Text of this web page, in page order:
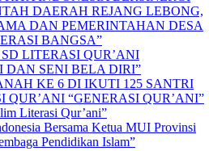
DAERAH REJANG LEBONG,
DAN PEMERINTAHAN DESA
BANGSA”
LITERASI QUR’ANI
DAN SENI BELA DIRI”
KE 6 DI IKUTI 125 SANTRI
QUR’ANI “GENERASI QUR’ANI”
Literasi Qur’ani”
Bersama Ketua MUI Provinsi
Pendidikan Islam”